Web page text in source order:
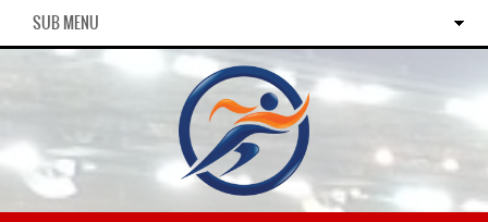
SUB MENU